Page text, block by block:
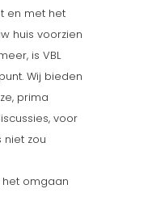
en met het
huis voorzien
is VBL
Wij bieden
prima
voor
zou
het omgaan